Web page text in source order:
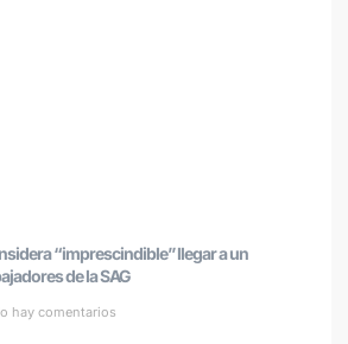
“imprescindible” llegar a un
de la SAG
hay comentarios